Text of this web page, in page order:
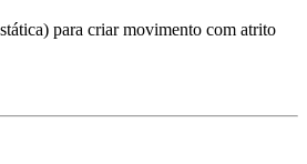
para criar movimento com atrito